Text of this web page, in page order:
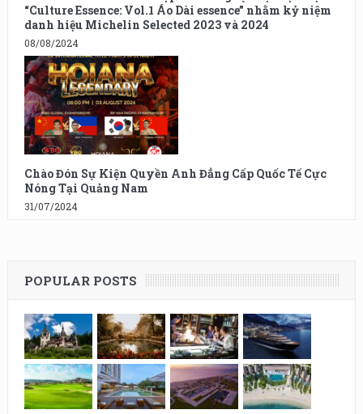
“Culture Essence: Vol.1 Áo Dài essence” nhằm kỷ niệm
danh hiệu Michelin Selected 2023 và 2024
08/08/2024
Chào Đón Sự Kiện Quyền Anh Đẳng Cấp Quốc Tế Cực
Nóng Tại Quảng Nam
31/07/2024
POPULAR POSTS